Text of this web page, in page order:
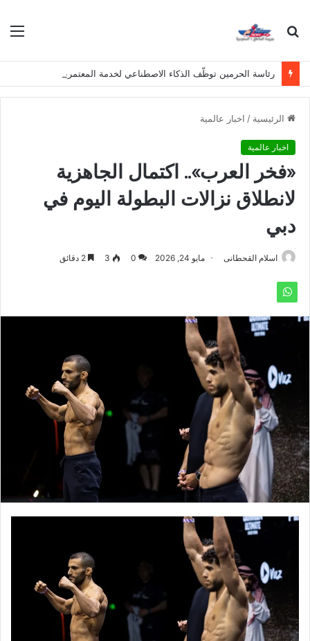
بحث
الرئيسية / اخبار عالمية
اخبار عالمية
«فخر العرب».. اكتمال الجاهزية
لانطلاق نزالات البطولة اليوم في
دبي
اسلام القحطانى مايو 24, 2026 0
3